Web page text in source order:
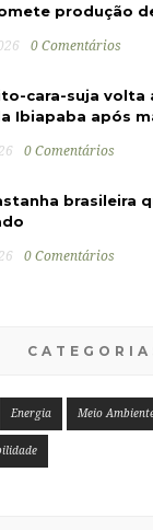
produção
0 Comentários
cara-suja volta
Ibiapaba após
0 Comentários
brasileira
0 Comentários
Energia Meio